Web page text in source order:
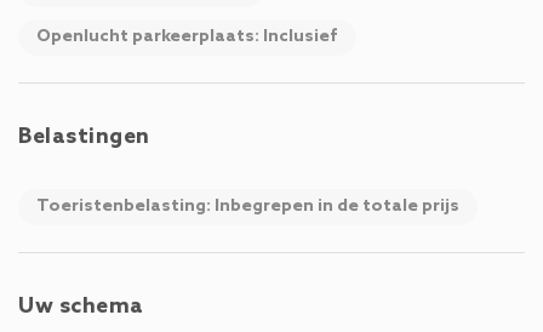
Openlucht parkeerplaats: Inclusief
Belastingen
Toeristenbelasting: Inbegrepen in de totale prijs
Uw schema